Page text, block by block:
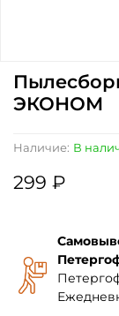
Наличие: В
ЭКОНОМ
299 ₽